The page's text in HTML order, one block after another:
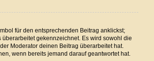
für den entsprechenden Beitrag anklickst;
gekennzeichnet. Es wird sowohl die
Moderator deinen Beitrag überarbeitet hat.
wenn bereits jemand darauf geantwortet hat.